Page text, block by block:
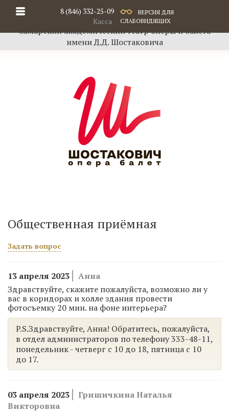
8 (846) 332-25-09
Касса
ВЕРСИЯ ДЛЯ
СЛАБОВИДЯЩИХ
Самарский академический театр оперы и балета
имени Д.Д. Шостаковича
Общественная приёмная
Задать вопрос
13 апреля 2023
Анна
Здравствуйте, скажите пожалуйста, возможно ли у
вас в коридорах и холле здания провести
фотосъемку 20 мин. на фоне интерьера?
P.S.Здравствуйте, Анна! Обратитесь, пожалуйста,
в отдел администраторов по телефону 333-48-11,
понедельник - четверг с 10 до 18, пятница с 10
до 17.
03 апреля 2023
Гришичкина Наталья
Викторовна